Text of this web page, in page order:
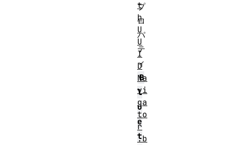
プ
ロ
パ
テ
ィ
B
l
u
e
t
t
h
U
U
I
D
Na
vi
ga
to
r
.b